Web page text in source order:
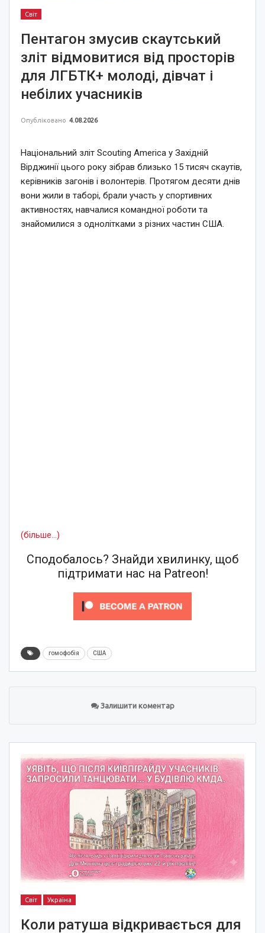
Світ
Пентагон змусив скаутський
зліт відмовитися від просторів
для ЛГБТК+ молоді, дівчат і
небілих учасників
Опубліковано 4.08.2026
Національний зліт Scouting America у Західній
Вірджинії цього року зібрав близько 15 тисяч скаутів,
керівників загонів і волонтерів. Протягом десяти днів
вони жили в таборі, брали участь у спортивних
активностях, навчалися командної роботи та
знайомилися з однолітками з різних частин США.
(більше…)
Сподобалось? Знайди хвилинку, щоб
підтримати нас на Patreon!
гомофобія США
Залишити коментар
Світ Україна
Коли ратуша відкривається для